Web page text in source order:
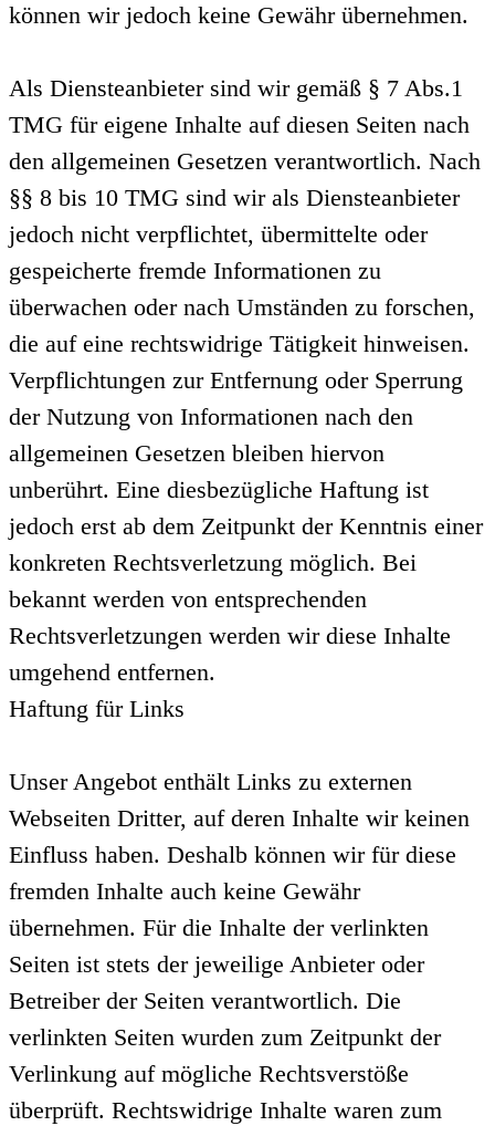
können wir jedoch keine Gewähr übernehmen.
Als Diensteanbieter sind wir gemäß § 7 Abs.1
TMG für eigene Inhalte auf diesen Seiten nach
den allgemeinen Gesetzen verantwortlich. Nach
§§ 8 bis 10 TMG sind wir als Diensteanbieter
jedoch nicht verpflichtet, übermittelte oder
gespeicherte fremde Informationen zu
überwachen oder nach Umständen zu forschen,
die auf eine rechtswidrige Tätigkeit hinweisen.
Verpflichtungen zur Entfernung oder Sperrung
der Nutzung von Informationen nach den
allgemeinen Gesetzen bleiben hiervon
unberührt. Eine diesbezügliche Haftung ist
jedoch erst ab dem Zeitpunkt der Kenntnis einer
konkreten Rechtsverletzung möglich. Bei
bekannt werden von entsprechenden
Rechtsverletzungen werden wir diese Inhalte
umgehend entfernen.
Haftung für Links
Unser Angebot enthält Links zu externen
Webseiten Dritter, auf deren Inhalte wir keinen
Einfluss haben. Deshalb können wir für diese
fremden Inhalte auch keine Gewähr
übernehmen. Für die Inhalte der verlinkten
Seiten ist stets der jeweilige Anbieter oder
Betreiber der Seiten verantwortlich. Die
verlinkten Seiten wurden zum Zeitpunkt der
Verlinkung auf mögliche Rechtsverstöße
überprüft. Rechtswidrige Inhalte waren zum